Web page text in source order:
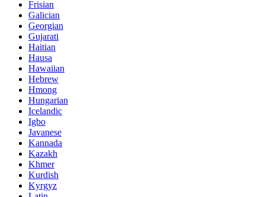
Frisian
Galician
Georgian
Gujarati
Haitian
Hausa
Hawaiian
Hebrew
Hmong
Hungarian
Icelandic
Igbo
Javanese
Kannada
Kazakh
Khmer
Kurdish
Kyrgyz